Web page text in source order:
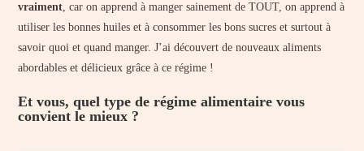
vraiment, car on apprend à manger sainement de TOUT, on apprend à
utiliser les bonnes huiles et à consommer les bons sucres et surtout à
savoir quoi et quand manger. J’ai découvert de nouveaux aliments
abordables et délicieux grâce à ce régime !
Et vous, quel type de régime alimentaire vous
convient le mieux ?